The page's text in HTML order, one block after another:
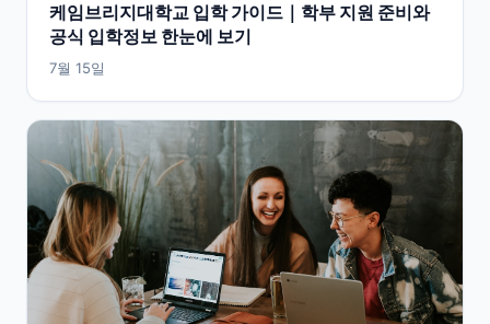
케임브리지대학교 입학 가이드｜학부 지원 준비와
공식 입학정보 한눈에 보기
7월 15일